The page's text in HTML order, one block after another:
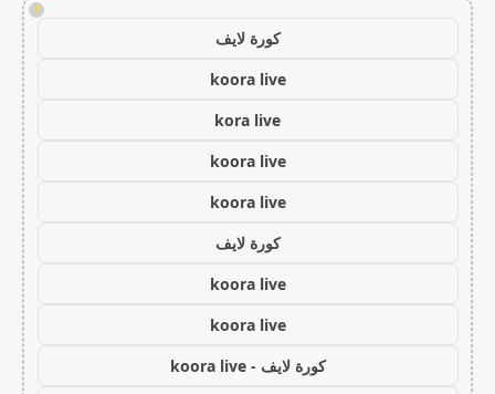
!
كورة لايف
koora live
kora live
koora live
koora live
كورة لايف
koora live
koora live
كورة لايف - koora live